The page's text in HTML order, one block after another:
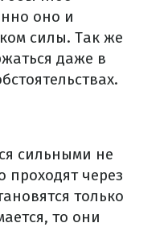
оно и
силы. Так же
даже в
сильными не
проходят через
только
то они